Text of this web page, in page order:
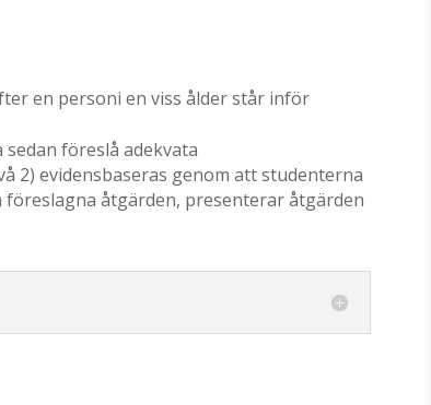
en personi en viss ålder står inför
föreslå adekvata
2) evidensbaseras genom att studenterna
åtgärden, presenterar åtgärden